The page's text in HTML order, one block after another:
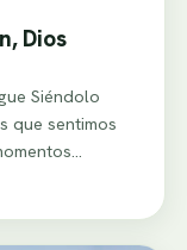
Dios
Siéndolo
que sentimos